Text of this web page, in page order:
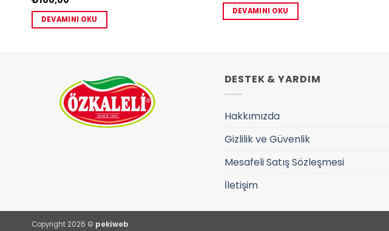
DEVAMINI OKU
DEVAMINI OKU
DESTEK & YARDIM
Hakkımızda
Gizlilik ve Güvenlik
Mesafeli Satış Sözleşmesi
İletişim
Copyright 2026 © pekiweb